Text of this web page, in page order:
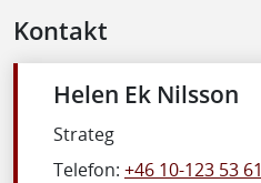
Kontakt
Helen Ek Nilsson
Strateg
Telefon: +46 10-123 53 61